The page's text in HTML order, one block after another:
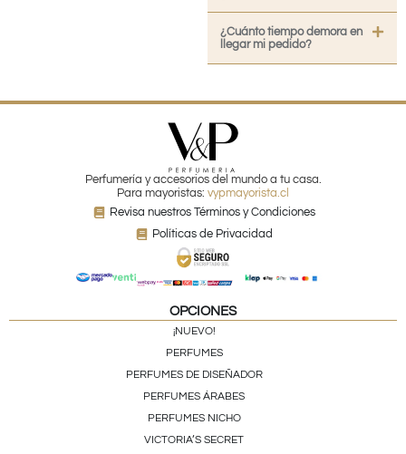
¿Cuánto tiempo demora en
llegar mi pedido?
Perfumería y accesorios del mundo a tu casa.
Para mayoristas: vypmayorista.cl
Revisa nuestros Términos y Condiciones
Políticas de Privacidad
OPCIONES
¡NUEVO!
PERFUMES
PERFUMES DE DISEÑADOR
PERFUMES ÁRABES
PERFUMES NICHO
VICTORIA’S SECRET